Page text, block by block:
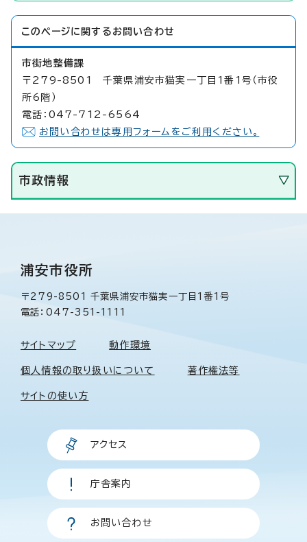
このページに関する お問い合わせ
市街地整備課
〒279-8501 千葉県浦安市猫実一丁目1番1号（市役
所6階）
電話：047-712-6564
お問い合わせは専用フォームをご利用ください。
市政情報
浦安市役所
〒279-8501 千葉県浦安市猫実一丁目1番1号
電話：047-351-1111
サイトマップ 動作環境
個人情報の取り扱いについて 著作権法等
サイトの使い方
アクセス
庁舎案内
お問い合わせ